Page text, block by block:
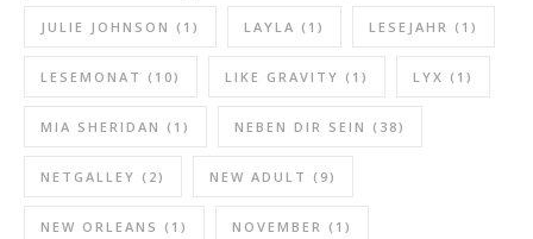
JULIE JOHNSON (1) LAYLA (1) LESEJAHR (1)
LESEMONAT (10) LIKE GRAVITY (1) LYX (1)
MIA SHERIDAN (1) NEBEN DIR SEIN (38)
NETGALLEY (2) NEW ADULT (9)
NEW ORLEANS (1) NOVEMBER (1)